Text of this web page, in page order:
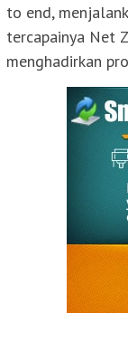
to end,
tercapainya Net
menghadirkan